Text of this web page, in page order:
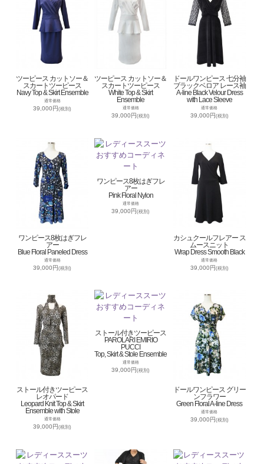
ツーピース カットソー＆
スカートツーピース
Navy Top & Skirt Ensemble
通常価格
39,000円(税別)
ツーピース カットソー＆
スカートツーピース
White Top & Skirt
Ensemble
通常価格
39,000円(税別)
ドールワンピース 七分袖
ブラックベロア レース袖
A-line Black Velour Dress
with Lace Sleeve
通常価格
39,000円(税別)
ワンピース8枚はぎフレ
アー
Blue Floral Paneled Dress
通常価格
39,000円(税別)
ワンピース8枚はぎフレ
アー
Pink Floral Nylon
通常価格
39,000円(税別)
カシュクールフレアー ス
ムースニット
Wrap Dress Smooth Black
通常価格
39,000円(税別)
ストール付きツーピース
レオパード
Leopard Knit Top & Skirt
Ensemble with Stole
通常価格
39,000円(税別)
ストール付きツーピース
PAROLARI EMIRIO
PUCCI
Top, Skirt & Stole Ensemble
通常価格
39,000円(税別)
ドールワンピース グリー
ンフラワー
Green Floral A-line Dress
通常価格
39,000円(税別)